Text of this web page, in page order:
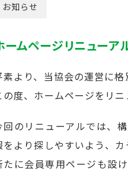
お知らせ
ームページリニューア
素より、当協会の運営に格
の度、ホームページをリ
回のリニューアルでは、
をより探しやすいよう、
たに会員専用ページも設